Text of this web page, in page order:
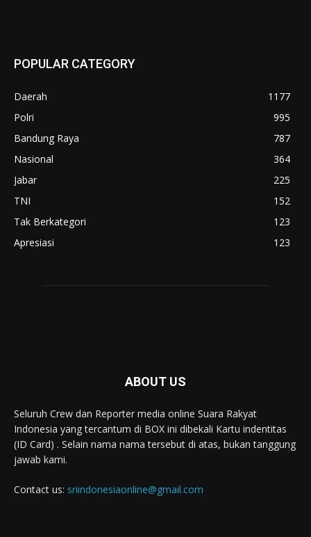
POPULAR CATEGORY
Daerah
1177
Polri
995
Bandung Raya
787
Nasional
364
Jabar
225
TNI
152
Tak Berkategori
123
Apresiasi
123
ABOUT US
Seluruh Crew dan Reporter media online Suara Rakyat
Indonesia yang tercantum di BOX ini dibekali Kartu indentitas
(ID Card) . Selain nama nama tersebut di atas, bukan tanggung
jawab kami.
Contact us: sriindonesiaonline@gmail.com